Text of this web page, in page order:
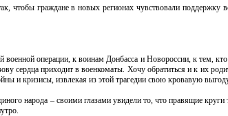
чтобы граждане в новых регионах чувствовали поддержку
операции, к воинам Донбасса и Новороссии, к тем,
сердца приходит в военкоматы. Хочу обратиться и к их
и кризисы, извлекая из этой трагедии свою кровавую
народа – своими глазами увидели то, что правящие круги